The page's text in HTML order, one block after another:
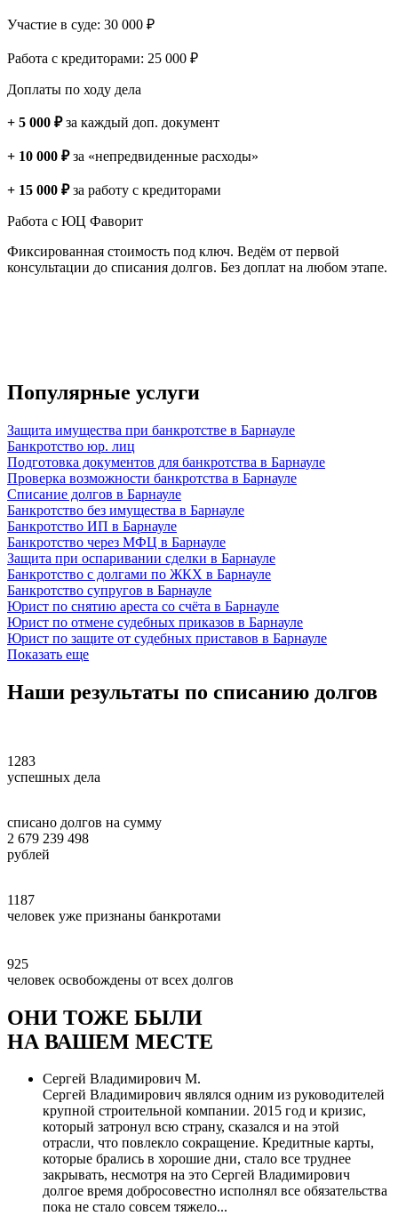
Участие в суде: 30 000 ₽
Работа с кредиторами: 25 000 ₽
Доплаты по ходу дела
+ 5 000 ₽за каждый доп. документ
+ 10 000 ₽за «непредвиденные расходы»
+ 15 000 ₽за работу с кредиторами
Работа с ЮЦ Фаворит
Фиксированная стоимость под ключ. Ведём от первой
консультации до списания долгов. Без доплат на любом этапе.
Популярные услуги
Защита имущества при банкротстве в Барнауле
Банкротство юр. лиц
Подготовка документов для банкротства в Барнауле
Проверка возможности банкротства в Барнауле
Списание долгов в Барнауле
Банкротство без имущества в Барнауле
Банкротство ИП в Барнауле
Банкротство через МФЦ в Барнауле
Защита при оспаривании сделки в Барнауле
Банкротство с долгами по ЖКХ в Барнауле
Банкротство супругов в Барнауле
Юрист по снятию ареста со счёта в Барнауле
Юрист по отмене судебных приказов в Барнауле
Юрист по защите от судебных приставов в Барнауле
Показать еще
Наши результаты по списанию долгов
1283
успешных дела
списано долгов на сумму
2 679 239 498
рублей
1187
человек уже признаны банкротами
925
человек освобождены от всех долгов
ОНИ ТОЖЕ БЫЛИ
НА ВАШЕМ МЕСТЕ
Сергей Владимирович М.
Сергей Владимирович являлся одним из руководителей
крупной строительной компании. 2015 год и кризис,
который затронул всю страну, сказался и на этой
отрасли, что повлекло сокращение. Кредитные карты,
которые брались в хорошие дни, стало все труднее
закрывать, несмотря на это Сергей Владимирович
долгое время добросовестно исполнял все обязательства
пока не стало совсем тяжело...